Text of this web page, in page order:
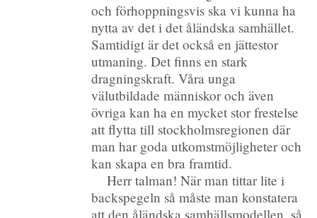
och förhoppningsvis ska vi kunna ha
nytta av det i det åländska samhället.
Samtidigt är det också en jättestor
utmaning. Det finns en stark
dragningskraft. Våra unga
välutbildade människor och även
övriga kan ha en mycket stor frestelse
att flytta till stockholmsregionen där
man har goda utkomstmöjligheter och
kan skapa en bra framtid.
Herr talman! När man tittar lite i
backspegeln så måste man konstatera
att den åländska samhällsmodellen, så